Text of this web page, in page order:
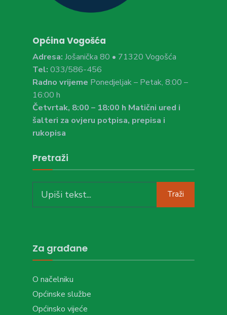
Općina Vogošća
Adresa: Jošanička 80 • 71320 Vogošća
Tel: 033/586-456
Radno vrijeme Ponedjeljak – Petak, 8:00 –
16:00 h
Četvrtak, 8:00 – 18:00 h Matični ured i
šalteri za ovjeru potpisa, prepisa i
rukopisa
Pretraži
for:
Traži
Za građane
O načelniku
Općinske službe
Općinsko vijeće